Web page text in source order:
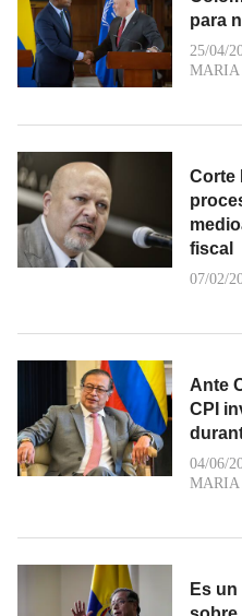
para
25/04/
MARIA
Corte
fiscal
07/02/
Ante
CPI
04/06/
MARIA
Es